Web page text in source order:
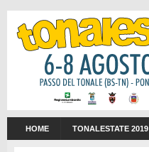
HOME TONALESTATE 2019